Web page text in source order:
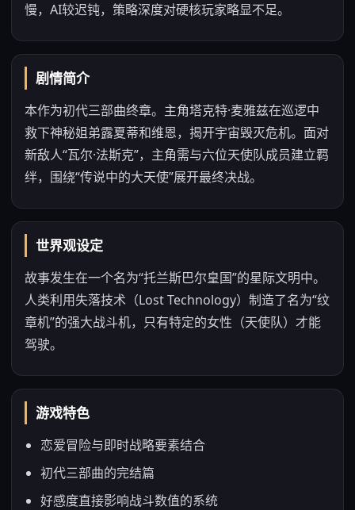
慢，AI较迟钝，策略深度对硬核玩家略显不足。
剧情简介
本作为初代三部曲终章。主角塔克特·麦雅兹在巡逻中
救下神秘姐弟露夏蒂和维恩，揭开宇宙毁灭危机。面对
新敌人“瓦尔·法斯克”，主角需与六位天使队成员建立羁
绊，围绕“传说中的大天使”展开最终决战。
世界观设定
故事发生在一个名为“托兰斯巴尔皇国”的星际文明中。
人类利用失落技术（Lost Technology）制造了名为“纹
章机”的强大战斗机，只有特定的女性（天使队）才能
驾驶。
游戏特色
恋爱冒险与即时战略要素结合
初代三部曲的完结篇
好感度直接影响战斗数值的系统